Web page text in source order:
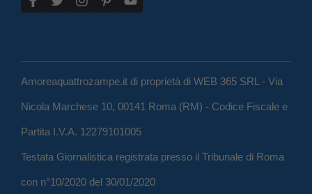
Amoreaquattrozampe.it di proprietà di WEB 365 SRL - Via
Nicola Marchese 10, 00141 Roma (RM) - Codice Fiscale e
Partita I.V.A. 12279101005
Testata Giornalistica registrata presso il Tribunale di Roma
con n°10/2020 del 30/01/2020